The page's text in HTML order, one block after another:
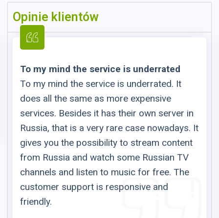
Opinie klientów
To my mind the service is underrated
To my mind the service is underrated. It
does all the same as more expensive
services. Besides it has their own server in
Russia, that is a very rare case nowadays. It
gives you the possibility to stream content
from Russia and watch some Russian TV
channels and listen to music for free. The
customer support is responsive and
friendly.